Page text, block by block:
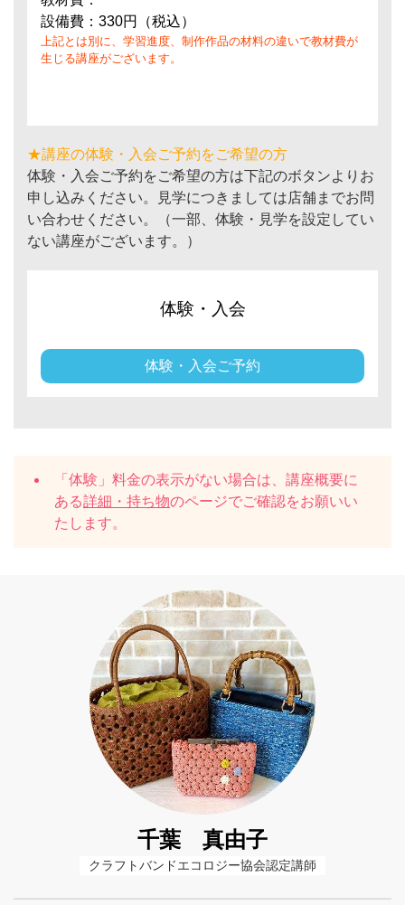
設備費：330円（税込）
上記とは別に、学習進度、制作作品の材料の違いで教材費が
生じる講座がございます。
★講座の体験・入会ご予約をご希望の方
体験・入会ご予約をご希望の方は下記のボタンよりお
申し込みください。見学につきましては店舗までお問
い合わせください。（一部、体験・見学を設定してい
ない講座がございます。）
体験・入会
体験・入会ご予約
「体験」料金の表示がない場合は、講座概要に
ある詳細・持ち物のページでご確認をお願いい
たします。
千葉 真由子
クラフトバンドエコロジー協会認定講師